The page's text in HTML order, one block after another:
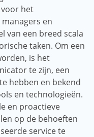
het
en
van een breed scala
taken. Om een
is het
te zijn, een
hebben en bekend
en technologieën.
en proactieve
op de behoeften
service te